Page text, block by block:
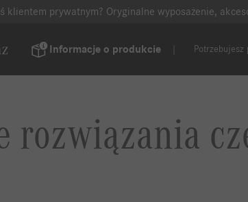
klientem prywatnym? Oryginalne wyposażenie,
Informacje o produkcie Potrzebujesz
rozwiązania